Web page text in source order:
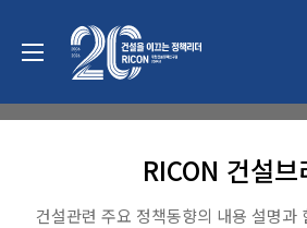
RICON 건설브
건설관련 주요 정책동향의 내용 설명과